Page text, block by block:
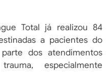
Total já realizou 84
a pacientes do
dos atendimentos
especialmente